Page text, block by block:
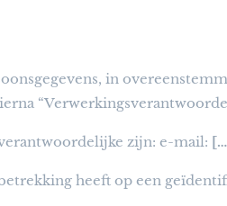
in
zijn: e-mail:
heeft op een